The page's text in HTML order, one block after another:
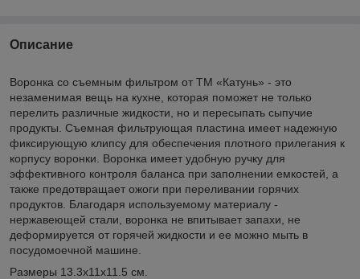
Описание
Воронка со съемным фильтром от ТМ «Катунь» - это
незаменимая вещь на кухне, которая поможет не только
перелить различные жидкости, но и пересыпать сыпучие
продукты. Съемная фильтрующая пластина имеет надежную
фиксирующую клипсу для обеспечения плотного прилегания к
корпусу воронки. Воронка имеет удобную ручку для
эффективного контроля баланса при заполнении емкостей, а
также предотвращает ожоги при переливании горячих
продуктов. Благодаря используемому материалу -
нержавеющей стали, воронка не впитывает запахи, не
деформируется от горячей жидкости и ее можно мыть в
посудомоечной машине.
Размеры 13.3х11х11.5 см.